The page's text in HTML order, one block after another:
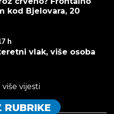
kod Bjelovara, 20
h
vlak, više osoba
više vijesti
RUBRIKE